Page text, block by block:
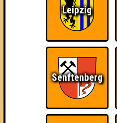
Knapp daneben! Erster!
Leipzig
Senftenberg